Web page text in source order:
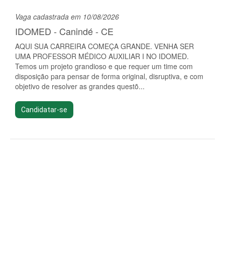
Vaga cadastrada em 10/08/2026
IDOMED - Canindé - CE
AQUI SUA CARREIRA COMEÇA GRANDE. VENHA SER
UMA PROFESSOR MÉDICO AUXILIAR I NO IDOMED.
Temos um projeto grandioso e que requer um time com
disposição para pensar de forma original, disruptiva, e com
objetivo de resolver as grandes questõ...
Candidatar-se